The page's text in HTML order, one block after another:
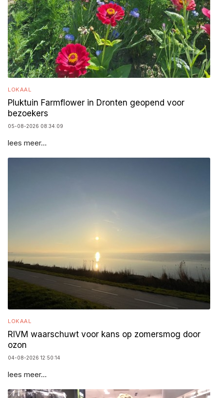
LOKAAL
Pluktuin Farmflower in Dronten geopend voor
bezoekers
05-08-2026 08:34:09
lees meer...
LOKAAL
RIVM waarschuwt voor kans op zomersmog door
ozon
04-08-2026 12:50:14
lees meer...